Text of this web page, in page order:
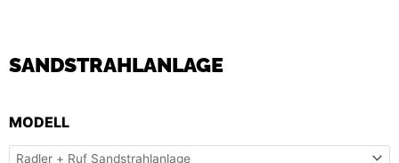
SANDSTRAHLANLAGE
MODELL
SANDSTRAHLANLAGE
MENGE